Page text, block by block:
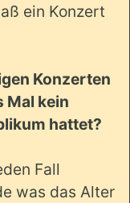
ein Konzert
Konzerten
Mal kein
hattet?
Fall
was das Alter